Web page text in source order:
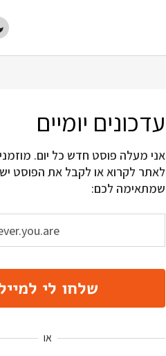
עדכונים יומיים
אני מעלה פוסט חדש כל יום.
לאתר לקרוא או לקבל את הפוסט
שמתאימה לכם:
שלחו לי
או